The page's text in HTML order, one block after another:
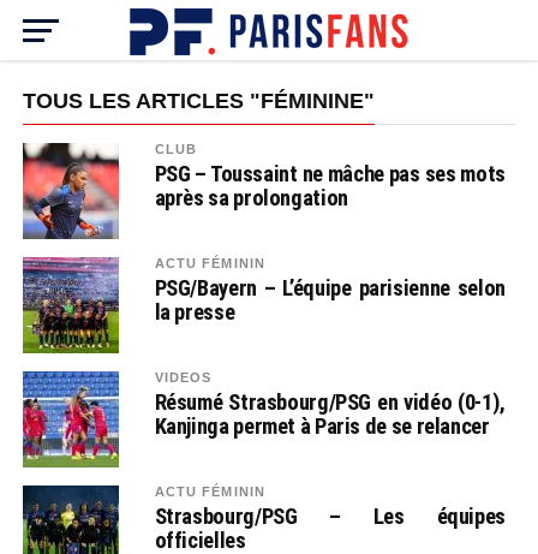
TOUS LES ARTICLES "FÉMININE"
CLUB
PSG – Toussaint ne mâche pas ses mots
après sa prolongation
ACTU FÉMININ
PSG/Bayern – L’équipe parisienne selon
la presse
VIDEOS
Résumé Strasbourg/PSG en vidéo (0-1),
Kanjinga permet à Paris de se relancer
ACTU FÉMININ
Strasbourg/PSG – Les équipes
officielles